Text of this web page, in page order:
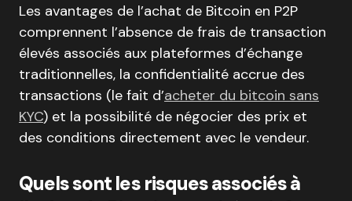
Les avantages de l’achat de Bitcoin en P2P
comprennent l’absence de frais de transaction
élevés associés aux plateformes d’échange
traditionnelles, la confidentialité accrue des
transactions (le fait d’acheter du bitcoin sans
KYC) et la possibilité de négocier des prix et
des conditions directement avec le vendeur.
Quels sont les risques associés à